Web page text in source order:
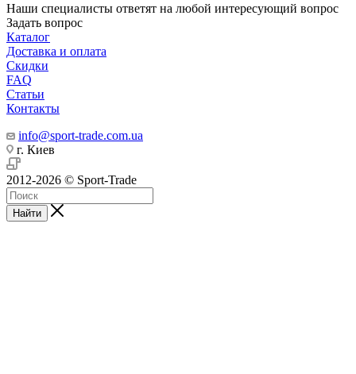
Наши специалисты ответят на любой интересующий вопрос
Задать вопрос
Каталог
Доставка и оплата
Скидки
FAQ
Статьи
Контакты
info@sport-trade.com.ua
г. Киев
2012-2026 © Sport-Trade
Найти